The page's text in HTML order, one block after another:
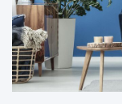
j
e
g
o
b
i
j
e
s
t
i
c